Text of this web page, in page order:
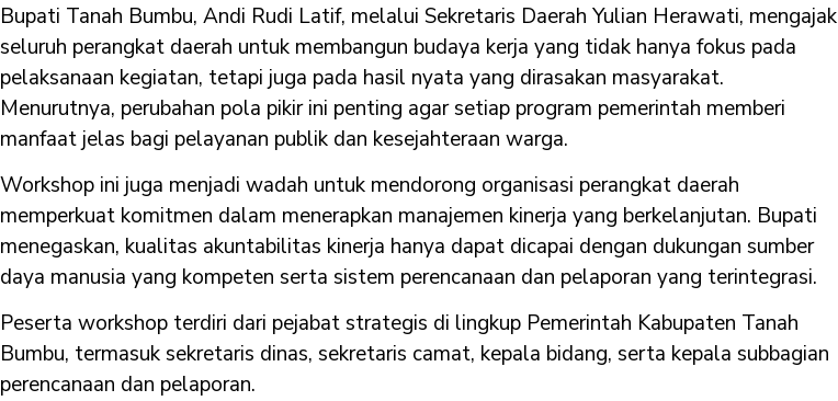
Bupati Tanah Bumbu, Andi Rudi Latif, melalui Sekretaris Daerah Yulian Herawati, mengajak
seluruh perangkat daerah untuk membangun budaya kerja yang tidak hanya fokus pada
pelaksanaan kegiatan, tetapi juga pada hasil nyata yang dirasakan masyarakat.
Menurutnya, perubahan pola pikir ini penting agar setiap program pemerintah memberi
manfaat jelas bagi pelayanan publik dan kesejahteraan warga.
Workshop ini juga menjadi wadah untuk mendorong organisasi perangkat daerah
memperkuat komitmen dalam menerapkan manajemen kinerja yang berkelanjutan. Bupati
menegaskan, kualitas akuntabilitas kinerja hanya dapat dicapai dengan dukungan sumber
daya manusia yang kompeten serta sistem perencanaan dan pelaporan yang terintegrasi.
Peserta workshop terdiri dari pejabat strategis di lingkup Pemerintah Kabupaten Tanah
Bumbu, termasuk sekretaris dinas, sekretaris camat, kepala bidang, serta kepala subbagian
perencanaan dan pelaporan.